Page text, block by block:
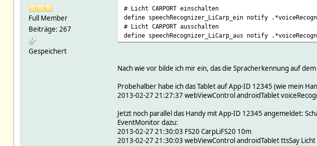
Full Member
Beiträge: 267
Gespeichert
# Licht CARPORT einschalten
define speechRecognizer_LiCarp_ein notify
# Licht CARPORT ausschalten
define speechRecognizer_LiCarp_aus notify
Nach wie vor bilde ich mir ein, das die Spracherkennung auf
Probehalber habe ich das Tablet auf App-ID 12345 (wie mein
2013-02-27 21:27:37 webViewControl androidTablet
Jetzt noch parallel das Handy mit App-ID 12345 angemeldet:
EventMonitor dazu:
2013-02-27 21:30:03 FS20 CarpLiFS20 10m
2013-02-27 21:30:03 webViewControl androidTablet ttsSay